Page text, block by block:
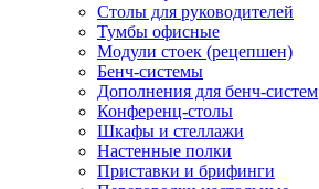
Столы для руководителей
Тумбы офисные
Модули стоек (рецепшен)
Бенч-системы
Дополнения для бенч-систем
Конференц-столы
Шкафы и стеллажи
Настенные полки
Приставки и брифинги